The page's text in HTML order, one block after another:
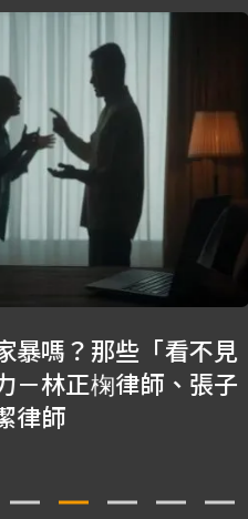
婚生子怎麼辦？律師
繼承權與監護權一